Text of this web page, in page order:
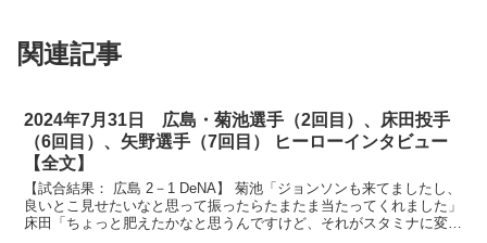
関連記事
2024年7月31日 広島・菊池選手（2回目）、床田投手
（6回目）、矢野選手（7回目） ヒーローインタビュー
【全文】
【試合結果： 広島 2－1 DeNA】 菊池「ジョンソンも来てましたし、
良いとこ見せたいなと思って振ったらたまたま当たってくれました」
床田「ちょっと肥えたかなと思うんですけど、それがスタミナに変わ